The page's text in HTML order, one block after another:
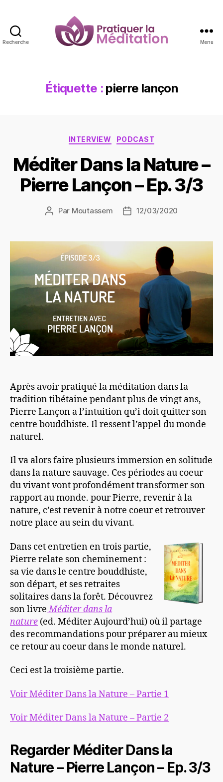
Recherche Menu
Étiquette : pierre lançon
Catégories
INTERVIEW PODCAST
Méditer Dans la Nature –
Pierre Lançon – Ep. 3/3
Auteur
Par Moutassem
Date12/03/2020
Après avoir pratiqué la méditation dans la
tradition tibétaine pendant plus de vingt ans,
Pierre Lançon a l’intuition qu’i doit quitter son
centre bouddhiste. Il ressent l’appel du monde
naturel.
Il va alors faire plusieurs immersion en solitude
dans la nature sauvage. Ces périodes au coeur
du vivant vont profondément transformer son
rapport au monde. pour Pierre, revenir à la
nature, c’est revenir à notre coeur et retrouver
notre place au sein du vivant.
Dans cet entretien en trois partie,
Pierre relate son cheminement :
sa vie dans le centre bouddhiste,
son départ, et ses retraites
solitaires dans la forêt. Découvrez
son livreMéditer dans la
nature (ed. Méditer Aujourd’hui) où il partage
des recommandations pour préparer au mieux
ce retour au coeur dans le monde naturel.
Ceci est la troisième partie.
Voir Méditer Dans la Nature – Partie 1
Voir Méditer Dans la Nature – Partie 2
Regarder Méditer Dans la
Nature – Pierre Lançon – Ep. 3/3